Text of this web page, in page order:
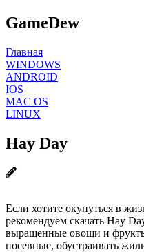
GameDew
Главная
WINDOWS
ANDROID
IOS
MAC OS
LINUX
Hay Day
Если хотите окунуться в
рекомендуем скачать Hay
выращенные овощи и
посевные, обустраивать